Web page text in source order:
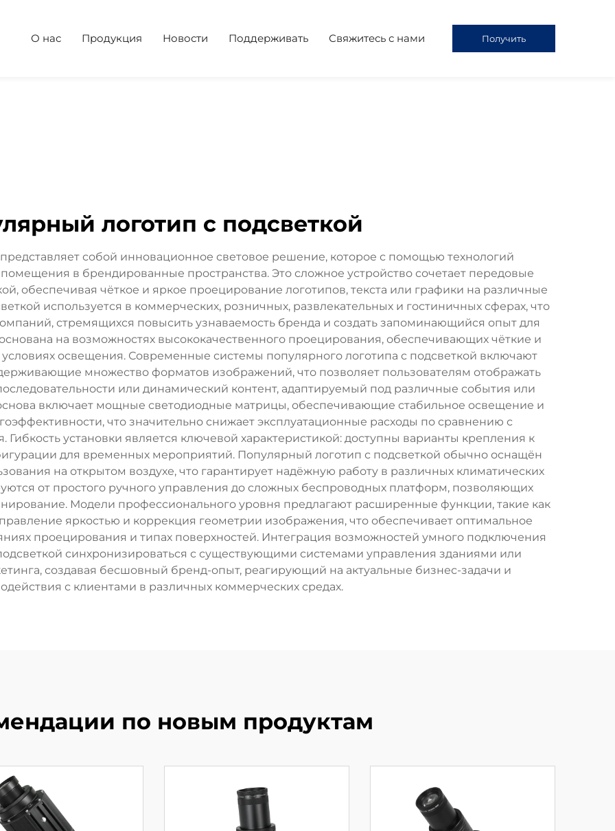
О нас Продукция Новости Поддерживать Свяжитесь с нами Получить
логотип с подсветкой
собой инновационное световое решение, которое с помощью технологий
в брендированные пространства. Это сложное устройство сочетает передовые
обеспечивая чёткое и яркое проецирование логотипов, текста или графики на различные
используется в коммерческих, розничных, развлекательных и гостиничных сферах, что
стремящихся повысить узнаваемость бренда и создать запоминающийся опыт для
на возможностях высококачественного проецирования, обеспечивающих чёткие и
освещения. Современные системы популярного логотипа с подсветкой включают
множество форматов изображений, что позволяет пользователям отображать
или динамический контент, адаптируемый под различные события или
включает мощные светодиодные матрицы, обеспечивающие стабильное освещение и
что значительно снижает эксплуатационные расходы по сравнению с
установки является ключевой характеристикой: доступны варианты крепления к
для временных мероприятий. Популярный логотип с подсветкой обычно оснащён
на открытом воздухе, что гарантирует надёжную работу в различных климатических
от простого ручного управления до сложных беспроводных платформ, позволяющих
Модели профессионального уровня предлагают расширенные функции, такие как
яркостью и коррекция геометрии изображения, что обеспечивает оптимальное
проецирования и типах поверхностей. Интеграция возможностей умного подключения
синхронизироваться с существующими системами управления зданиями или
создавая бесшовный бренд-опыт, реагирующий на актуальные бизнес-задачи и
с клиентами в различных коммерческих средах.
по новым продуктам